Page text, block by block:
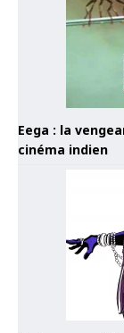
Eega : la
cinéma indien